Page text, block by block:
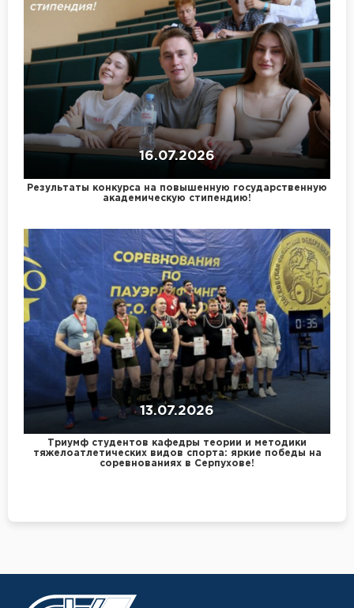
16.07.2026
Результаты конкурса на повышенную государственную
академическую стипендию!
13.07.2026
Триумф студентов кафедры теории и методики
тяжелоатлетических видов спорта: яркие победы на
соревнованиях в Серпухове!